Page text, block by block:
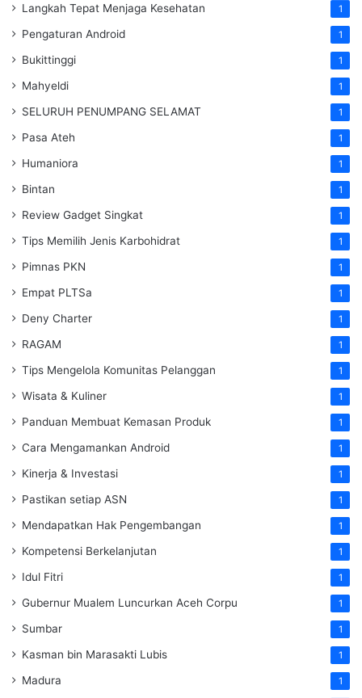
Langkah Tepat Menjaga Kesehatan 1
Pengaturan Android 1
Bukittinggi 1
Mahyeldi 1
SELURUH PENUMPANG SELAMAT 1
Pasa Ateh 1
Humaniora 1
Bintan 1
Review Gadget Singkat 1
Tips Memilih Jenis Karbohidrat 1
Pimnas PKN 1
Empat PLTSa 1
Deny Charter 1
RAGAM 1
Tips Mengelola Komunitas Pelanggan 1
Wisata & Kuliner 1
Panduan Membuat Kemasan Produk 1
Cara Mengamankan Android 1
Kinerja & Investasi 1
Pastikan setiap ASN 1
Mendapatkan Hak Pengembangan 1
Kompetensi Berkelanjutan 1
Idul Fitri 1
Gubernur Mualem Luncurkan Aceh Corpu 1
Sumbar 1
Kasman bin Marasakti Lubis 1
Madura 1